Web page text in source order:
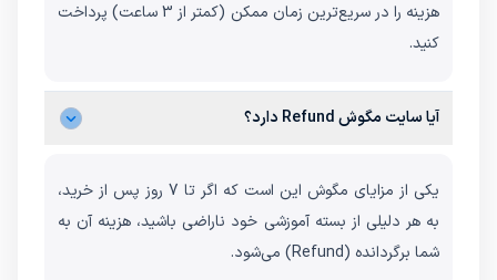
هزینه را در سریع‌ترین زمان ممکن (کمتر از 3 ساعت) پرداخت
کنید.
آیا سایت مگوش Refund دارد؟
یکی از مزایای مگوش این است که اگر تا 7 روز پس از خرید،
به هر دلیلی از بسته آموزشی خود ناراضی باشید، هزینه‌ آن به
شما برگردانده (Refund) می‌شود.